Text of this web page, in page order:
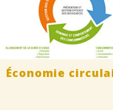
Économie